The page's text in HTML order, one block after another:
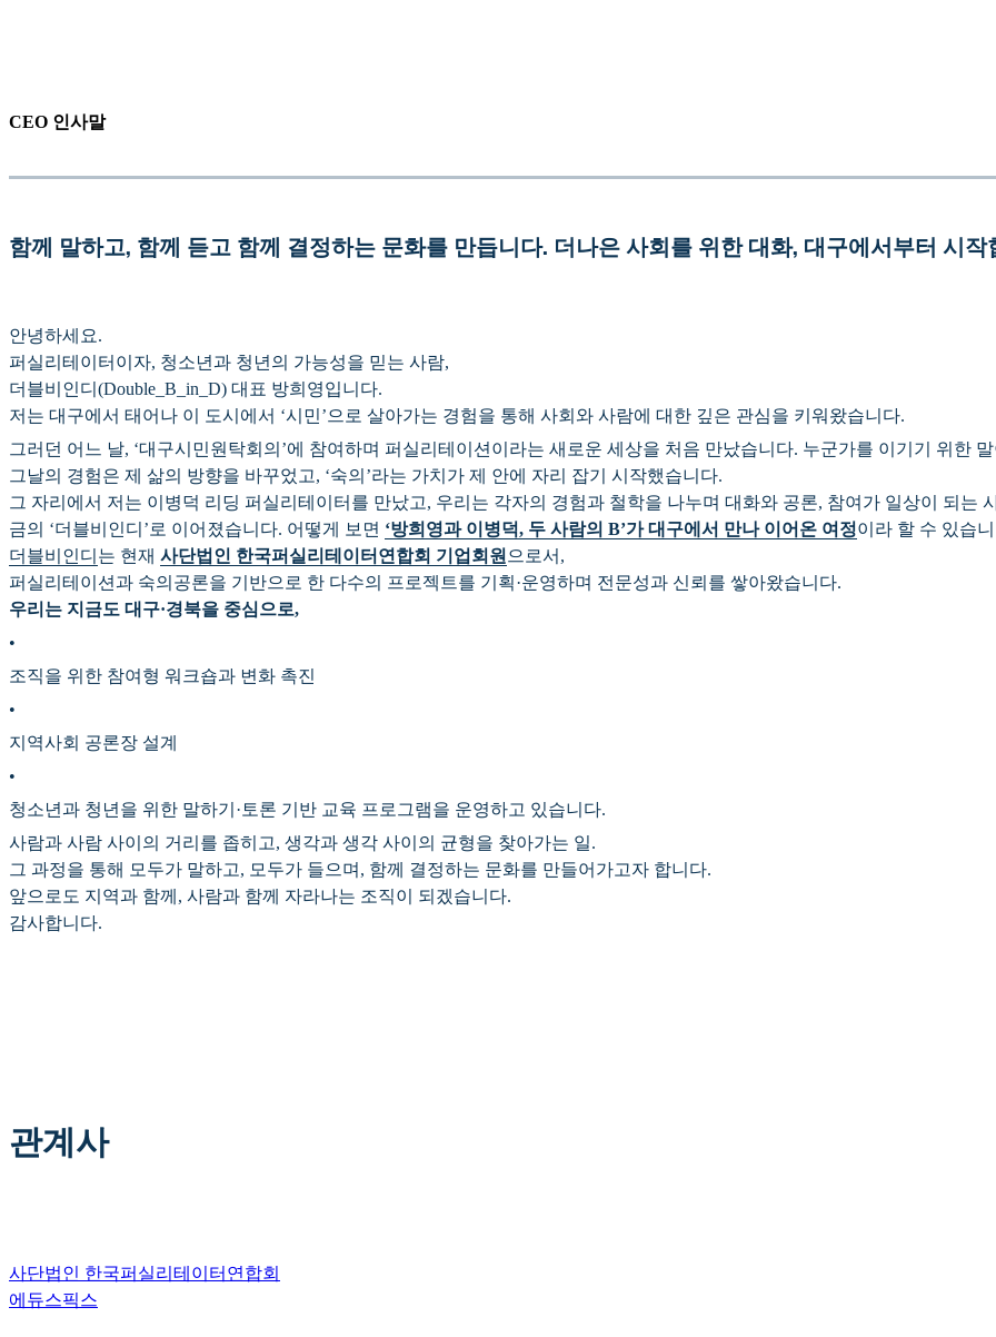
CEO 인사말
함께 말하고, 함께 듣고 함께 결정하는 문화를 만듭니다. 더나은 사회를 위한 대화, 대구에서부터 시작
안녕하세요.
퍼실리테이터이자, 청소년과 청년의 가능성을 믿는 사람,
더블비인디(Double_B_in_D) 대표 방희영입니다.
저는 대구에서 태어나 이 도시에서 ‘시민’으로 살아가는 경험을 통해 사회와 사람에 대한 깊은 관심을 키워왔습니다.
그러던 어느 날, ‘대구시민원탁회의’에 참여하며 퍼실리테이션이라는 새로운 세상을 처음 만났습니다. 누군가를 이기기 위한
그날의 경험은 제 삶의 방향을 바꾸었고, ‘숙의’라는 가치가 제 안에 자리 잡기 시작했습니다.
그 자리에서 저는 이병덕 리딩 퍼실리테이터를 만났고, 우리는 각자의 경험과 철학을 나누며 대화와 공론, 참여가 일상이 되는
금의 ‘더블비인디’로 이어졌습니다. 어떻게 보면 ‘방희영과 이병덕, 두 사람의 B’가 대구에서 만나 이어온 여정이라 할 수 있습
더블비인디 는 현재 사단법인 한국퍼실리테이터연합회 기업회원 으로서,
퍼실리테이션과 숙의공론을 기반으로 한 다수의 프로젝트를 기획·운영하며 전문성과 신뢰를 쌓아왔습니다.
우리는 지금도 대구·경북을 중심으로,
•
조직을 위한 참여형 워크숍과 변화 촉진
•
지역사회 공론장 설계
•
청소년과 청년을 위한 말하기·토론 기반 교육 프로그램을 운영하고 있습니다.
사람과 사람 사이의 거리를 좁히고, 생각과 생각 사이의 균형을 찾아가는 일.
그 과정을 통해 모두가 말하고, 모두가 들으며, 함께 결정하는 문화를 만들어가고자 합니다.
앞으로도 지역과 함께, 사람과 함께 자라나는 조직이 되겠습니다.
감사합니다.
관계사
사단법인 한국퍼실리테이터연합회
에듀스픽스